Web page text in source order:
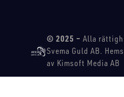
© 2025 – Alla
Svema Guld AB.
av Kimsoft Media AB